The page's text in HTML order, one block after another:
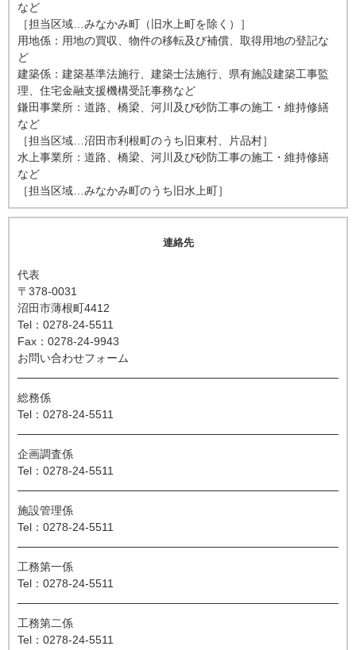
など
［担当区域…みなかみ町（旧水上町を除く）］
用地係：用地の買収、物件の移転及び補償、取得用地の登記な
ど
建築係：建築基準法施行、建築士法施行、県有施設建築工事監
理、住宅金融支援機構受託事務など
鎌田事業所：道路、橋梁、河川及び砂防工事の施工・維持修繕
など
［担当区域…沼田市利根町のうち旧東村、片品村］
水上事業所：道路、橋梁、河川及び砂防工事の施工・維持修繕
など
［担当区域…みなかみ町のうち旧水上町］
連絡先
代表
〒378-0031
沼田市薄根町4412
Tel：0278-24-5511
Fax：0278-24-9943
お問い合わせフォーム
総務係
Tel：0278-24-5511
企画調査係
Tel：0278-24-5511
施設管理係
Tel：0278-24-5511
工務第一係
Tel：0278-24-5511
工務第二係
Tel：0278-24-5511